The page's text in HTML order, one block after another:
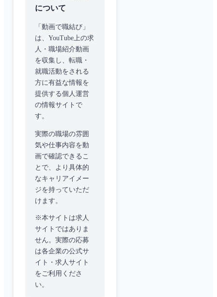
について
「動画で職結び」
は、YouTube上の求
人・職場紹介動画
を収集し、転職・
就職活動をされる
方に有益な情報を
提供する個人運営
の情報サイトで
す。
実際の職場の雰囲
気や仕事内容を動
画で確認できるこ
とで、より具体的
なキャリアイメー
ジを持っていただ
けます。
※本サイトは求人
サイトではありま
せん。実際の応募
は各企業の公式サ
イト・求人サイト
をご利用くださ
い。